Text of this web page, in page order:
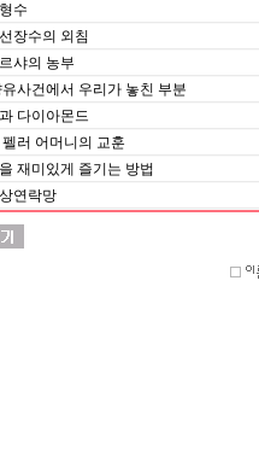
수
장수의 외침
샤의 농부
유사건에서 우리가 놓친 부분
다이아몬드
펠러 어머니의 교훈
재미있게 즐기는 방법
연락망